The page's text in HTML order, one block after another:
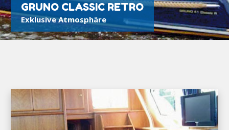
GRUNO CLASSIC RETRO
Exklusive Atmosphäre